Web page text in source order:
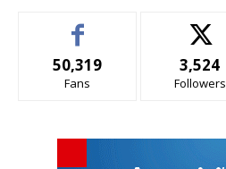
50,319
Fans
3,524
Followers